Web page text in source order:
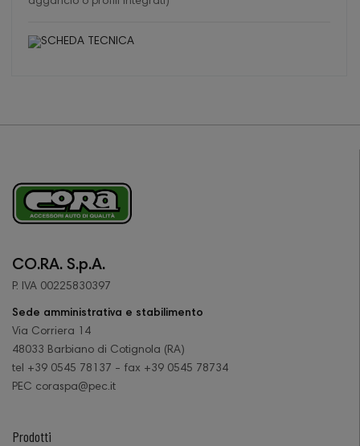
CO.RA. S.p.A.
P. IVA 00225830397
Sede amministrativa e stabilimento
Via Corriera 14
48033 Barbiano di Cotignola (RA)
tel +39 0545 78137 - fax +39 0545 78734
PEC coraspa@pec.it
Prodotti